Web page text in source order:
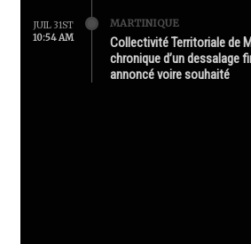
JUIL 31ST
10:54 AM
MARTINIQUE
Collectivité Territoriale de
chronique d’un dessalage
annoncé voire souhaité